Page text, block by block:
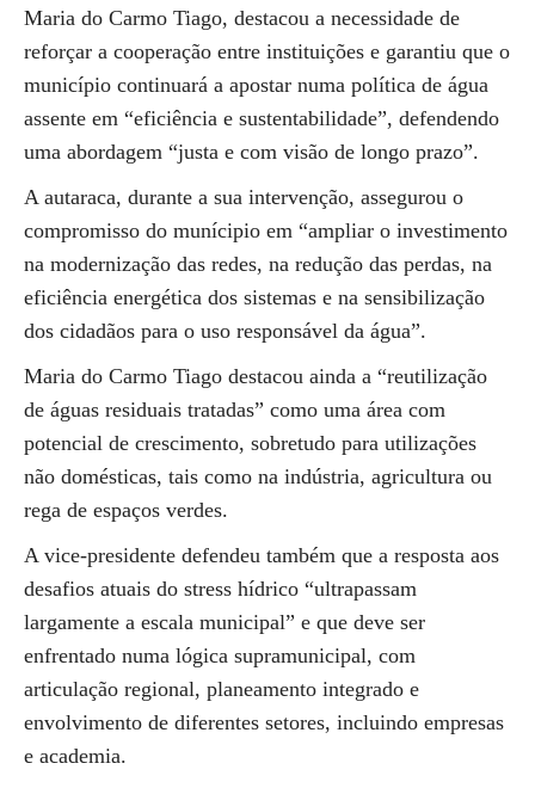
Maria do Carmo Tiago, destacou a necessidade de
reforçar a cooperação entre instituições e garantiu que o
município continuará a apostar numa política de água
assente em “eficiência e sustentabilidade”, defendendo
uma abordagem “justa e com visão de longo prazo”.
A autaraca, durante a sua intervenção, assegurou o
compromisso do munícipio em “ampliar o investimento
na modernização das redes, na redução das perdas, na
eficiência energética dos sistemas e na sensibilização
dos cidadãos para o uso responsável da água”.
Maria do Carmo Tiago destacou ainda a “reutilização
de águas residuais tratadas” como uma área com
potencial de crescimento, sobretudo para utilizações
não domésticas, tais como na indústria, agricultura ou
rega de espaços verdes.
A vice-presidente defendeu também que a resposta aos
desafios atuais do stress hídrico “ultrapassam
largamente a escala municipal” e que deve ser
enfrentado numa lógica supramunicipal, com
articulação regional, planeamento integrado e
envolvimento de diferentes setores, incluindo empresas
e academia.